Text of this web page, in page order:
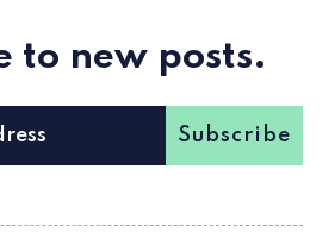
to new posts.
Subscribe